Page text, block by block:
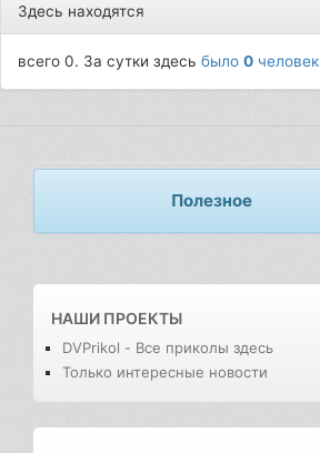
Здесь находятся
всего 0. За сутки здесьбыло0 человек
Полезное
НАШИ ПРОЕКТЫ
DVPrikol - Все приколы здесь
Только интересные новости